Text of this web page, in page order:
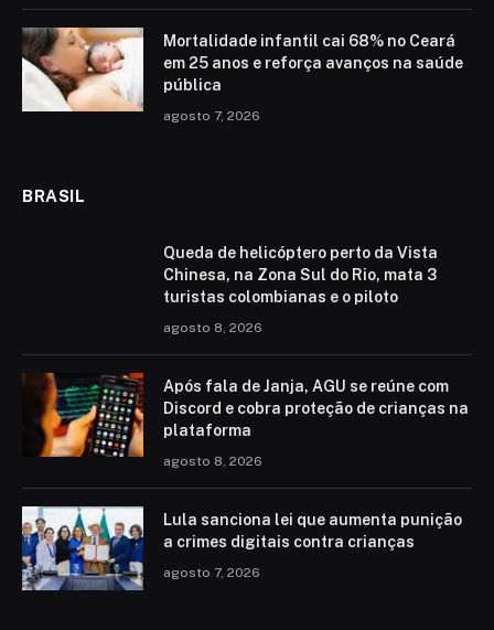
Mortalidade infantil cai 68% no Ceará
em 25 anos e reforça avanços na saúde
pública
agosto 7, 2026
BRASIL
Queda de helicóptero perto da Vista
Chinesa, na Zona Sul do Rio, mata 3
turistas colombianas e o piloto
agosto 8, 2026
Após fala de Janja, AGU se reúne com
Discord e cobra proteção de crianças na
plataforma
agosto 8, 2026
Lula sanciona lei que aumenta punição
a crimes digitais contra crianças
agosto 7, 2026